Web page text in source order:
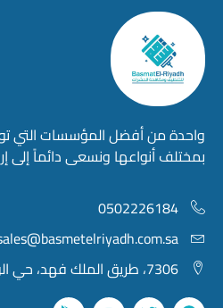
واحدة من أفضل المؤسسات التي
بمختلف أنواعها ونسعى دائماً إلى
0502226184
7306، طريق الملك فهد، حي الوشام